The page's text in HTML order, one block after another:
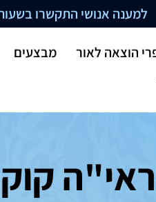
למענה אנושי התקשרו בשעות 09:00-19:00
הוצאה לאור מבצעים
קוק